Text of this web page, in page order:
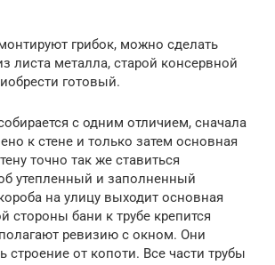
грибок, можно сделать
листа металла, старой консервной
готовый.
с одним отличием, сначала
к стене и только затем основная
точно так же ставиться
утепленный и заполненный
на улицу выходит основная
стороны бани к трубе крепится
ревизию с окном. Они
строение от копоти. Все части трубы